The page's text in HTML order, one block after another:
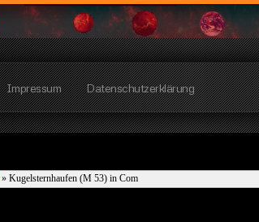
Impressum Datenschutzerklärung
» Kugelsternhaufen (M 53) in Com